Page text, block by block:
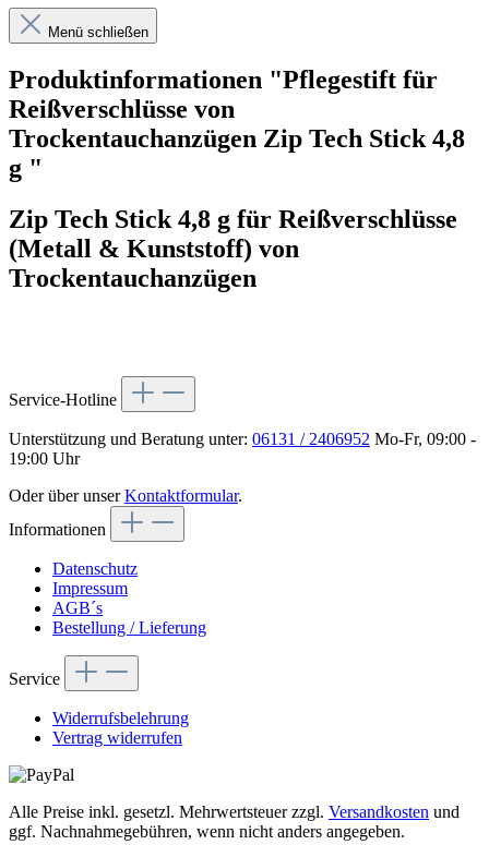
Menü schließen
Produktinformationen "Pflegestift für
Reißverschlüsse von
Trockentauchanzügen Zip Tech Stick 4,8
g "
Zip Tech Stick 4,8 g für Reißverschlüsse
(Metall & Kunststoff) von
Trockentauchanzügen
Service-Hotline
Unterstützung und Beratung unter: 06131 / 2406952 Mo-Fr, 09:00 -
19:00 Uhr
Oder über unserKontaktformular.
Informationen
Datenschutz
Impressum
AGB´s
Bestellung / Lieferung
Service
Widerrufsbelehrung
Vertrag widerrufen
Alle Preise inkl. gesetzl. Mehrwertsteuer zzgl. Versandkosten und
ggf. Nachnahmegebühren, wenn nicht anders angegeben.